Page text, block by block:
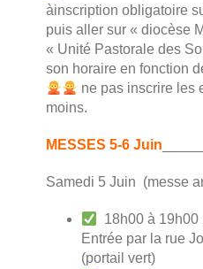
àinscription obligatoire
puis aller sur « diocèse
« Unité Pastorale des
son horaire en fonction
ne pas inscrire les
moins.
MESSES 5-6 Juin
Samedi 5 Juin (messe
18h00 à 19h00
Entrée par la rue
(portail vert)